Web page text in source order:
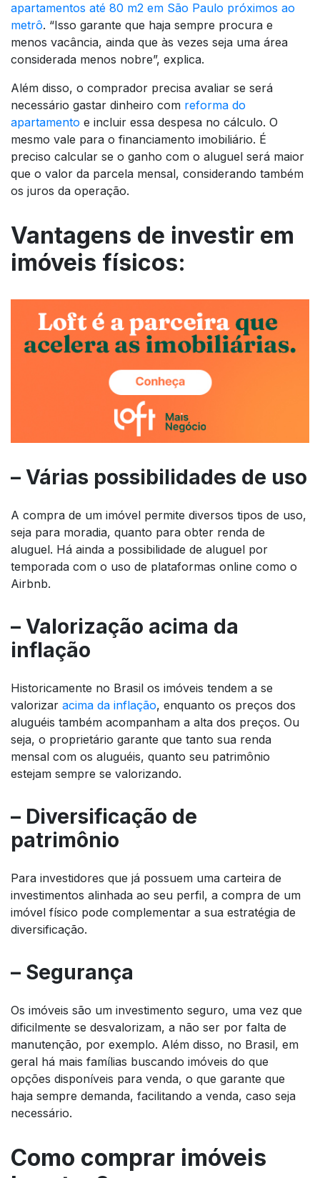
apartamentos até 80 m2 em São Paulo próximos ao
metrô. “Isso garante que haja sempre procura e
menos vacância, ainda que às vezes seja uma área
considerada menos nobre”, explica.
Além disso, o comprador precisa avaliar se será
necessário gastar dinheiro com reforma do
apartamento e incluir essa despesa no cálculo. O
mesmo vale para o financiamento imobiliário. É
preciso calcular se o ganho com o aluguel será maior
que o valor da parcela mensal, considerando também
os juros da operação.
Vantagens de investir em
imóveis físicos:
– Várias possibilidades de uso
A compra de um imóvel permite diversos tipos de uso,
seja para moradia, quanto para obter renda de
aluguel. Há ainda a possibilidade de aluguel por
temporada com o uso de plataformas online como o
Airbnb.
– Valorização acima da
inflação
Historicamente no Brasil os imóveis tendem a se
valorizar acima da inflação, enquanto os preços dos
aluguéis também acompanham a alta dos preços. Ou
seja, o proprietário garante que tanto sua renda
mensal com os aluguéis, quanto seu patrimônio
estejam sempre se valorizando.
– Diversificação de
patrimônio
Para investidores que já possuem uma carteira de
investimentos alinhada ao seu perfil, a compra de um
imóvel físico pode complementar a sua estratégia de
diversificação.
– Segurança
Os imóveis são um investimento seguro, uma vez que
dificilmente se desvalorizam, a não ser por falta de
manutenção, por exemplo. Além disso, no Brasil, em
geral há mais famílias buscando imóveis do que
opções disponíveis para venda, o que garante que
haja sempre demanda, facilitando a venda, caso seja
necessário.
Como comprar imóveis